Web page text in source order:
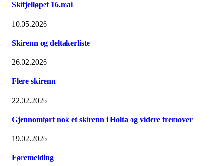
Skifjelløpet 16.mai
10.05.2026
Skirenn og deltakerliste
26.02.2026
Flere skirenn
22.02.2026
Gjennomført nok et skirenn i Holta og videre fremover
19.02.2026
Føremelding